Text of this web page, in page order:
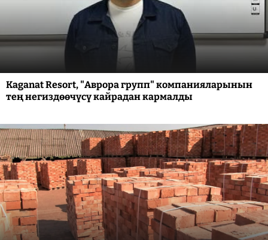
Kaganat Resort, "Аврора групп" компанияларынын
тең негиздөөчүсү кайрадан кармалды